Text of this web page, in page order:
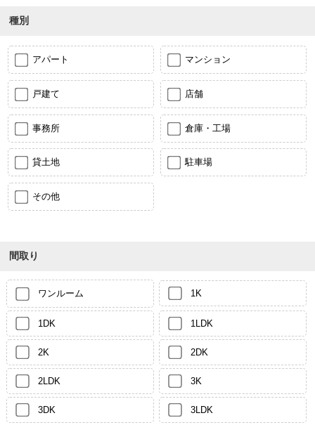
種別
アパート マンション
戸建て 店舗
事務所 倉庫・工場
貸土地 駐車場
その他
間取り
ワンルーム 1K
1DK 1LDK
2K 2DK
2LDK 3K
3DK 3LDK